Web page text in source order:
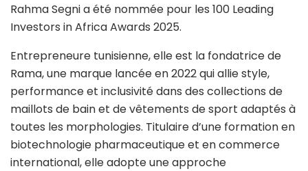
Rahma Segni a été nommée pour les 100 Leading
Investors in Africa Awards 2025.
Entrepreneure tunisienne, elle est la fondatrice de
Rama, une marque lancée en 2022 qui allie style,
performance et inclusivité dans des collections de
maillots de bain et de vêtements de sport adaptés à
toutes les morphologies. Titulaire d’une formation en
biotechnologie pharmaceutique et en commerce
international, elle adopte une approche